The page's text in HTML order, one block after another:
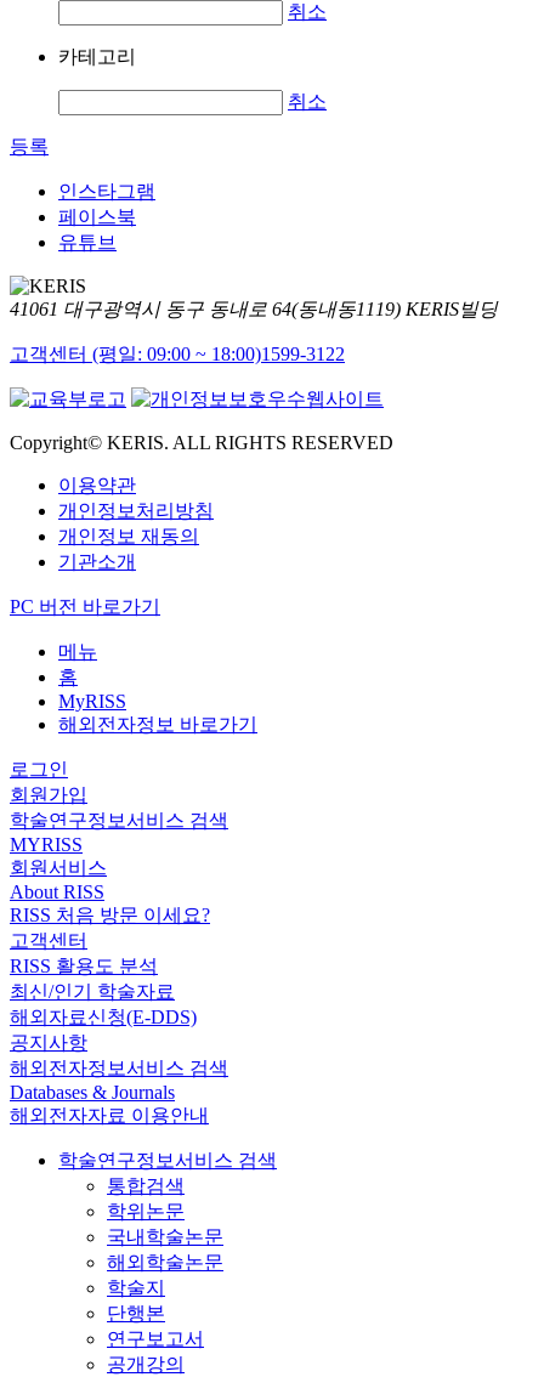
취소
카테고리
취소
등록
인스타그램
페이스북
유튜브
41061 대구광역시 동구 동내로 64(동내동1119) KERIS빌딩
고객센터 (평일: 09:00 ~ 18:00)1599-3122
Copyright© KERIS. ALL RIGHTS RESERVED
이용약관
개인정보처리방침
개인정보 재동의
기관소개
PC 버전 바로가기
메뉴
홈
MyRISS
해외전자정보 바로가기
로그인
회원가입
학술연구정보서비스 검색
MYRISS
회원서비스
About RISS
RISS 처음 방문 이세요?
고객센터
RISS 활용도 분석
최신/인기 학술자료
해외자료신청(E-DDS)
공지사항
해외전자정보서비스 검색
Databases & Journals
해외전자자료 이용안내
학술연구정보서비스 검색
통합검색
학위논문
국내학술논문
해외학술논문
학술지
단행본
연구보고서
공개강의